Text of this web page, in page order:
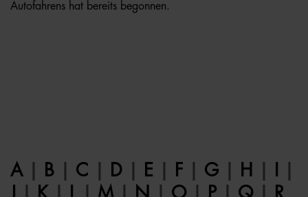
Autofahrens hat bereits begonnen.
A| B C D E F G H